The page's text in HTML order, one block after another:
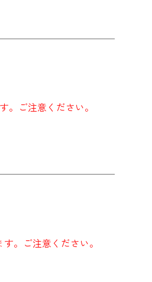
ご注意ください。
。ご注意ください。